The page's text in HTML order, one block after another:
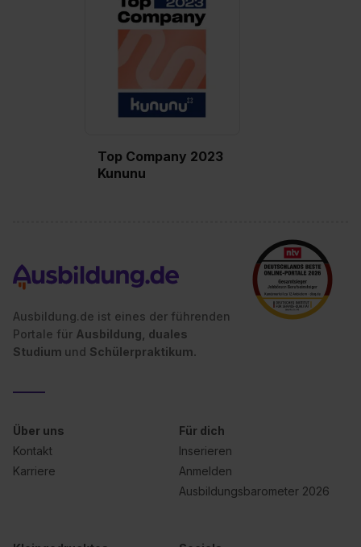
Top Company 2023
Kununu
Ausbildung.de ist eines der führenden
Portale für Ausbildung, duales
Studium und Schülerpraktikum.
Über uns
Kontakt
Karriere
Für dich
Inserieren
Anmelden
Ausbildungsbarometer 2026